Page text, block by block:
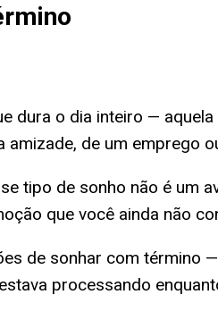
dura o dia inteiro —
de um emprego
tipo de sonho não é um
que você ainda não
de sonhar com término
processando